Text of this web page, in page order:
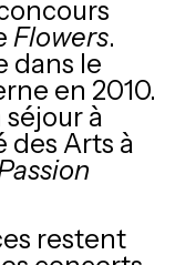
Flowers.
dans le
en 2010.
à
des Arts à
restent